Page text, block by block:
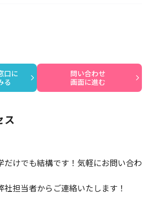
口に
る
問い合わせ
画面に進む
ス
だけでも結構です！気軽にお問い合わ
担当者からご連絡いたします！